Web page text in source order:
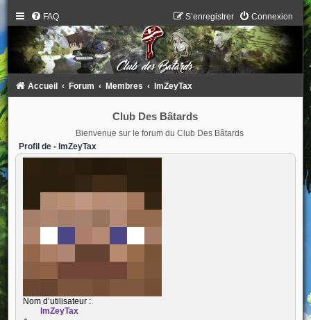
FAQ Connexion
S’enregistrer
Accueil Forum Membres ImZeyTax
Club Des Bâtards
Bienvenue sur le forum du Club Des Bâtards
Profil de - ImZeyTax
Nom d’utilisateur :
ImZeyTax